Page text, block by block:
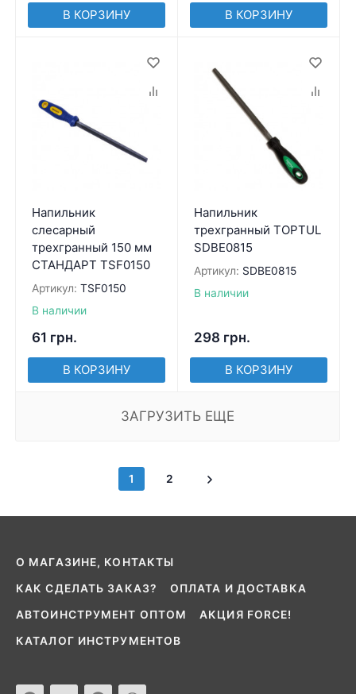
В КОРЗИНУ В КОРЗИНУ
Напильник
слесарный
трехгранный 150 мм
СТАНДАРТ TSF0150
Артикул: TSF0150
В наличии
61 грн.
В КОРЗИНУ
Напильник
трехгранный TOPTUL
SDBE0815
Артикул: SDBE0815
В наличии
298 грн.
В КОРЗИНУ
ЗАГРУЗИТЬ ЕЩЕ
1 2
О МАГАЗИНЕ, КОНТАКТЫ
КАК СДЕЛАТЬ ЗАКАЗ? ОПЛАТА И ДОСТАВКА
АВТОИНСТРУМЕНТ ОПТОМ АКЦИЯ FORCE!
КАТАЛОГ ИНСТРУМЕНТОВ